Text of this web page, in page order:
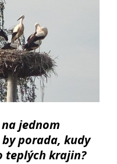
jednom
porada, kudy
teplých krajin?